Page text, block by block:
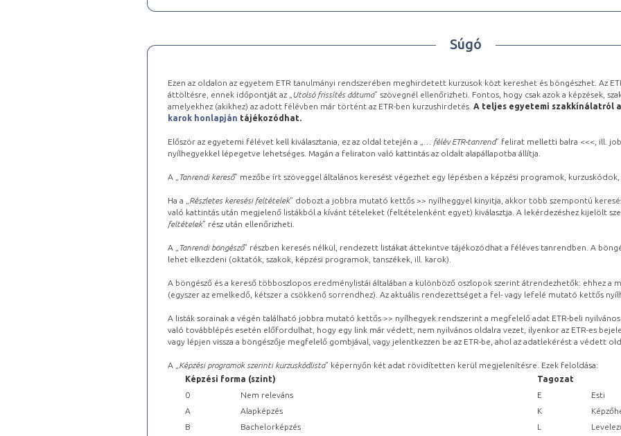
Súgó
Ezen az oldalon az egyetem ETR tanulmányi rendszerében meghirdetett kurzusok közt kereshet és böngészhet. Az
áttöltésre, ennek időpontját az „ Utolsó frissítés dátuma” szövegnél ellenőrizheti. Fontos, hogy csak azok a képzések,
amelyekhez (akikhez) az adott félévben már történt az ETR-ben kurzushirdetés. A teljes egyetemi szakkínálatról a
karok honlapján tájékozódhat.
Először az egyetemi félévet kell kiválasztania, ez az oldal tetején a „ … félév ETR-tanrend” felirat melletti balra <<<, ill.
nyílhegyekkel lépegetve lehetséges. Magán a feliraton való kattintás az oldalt alapállapotba állítja.
A „ Tanrendi kereső” mezőbe írt szöveggel általános keresést végezhet egy lépésben a képzési programok,
Ha a „ Részletes keresési feltételek” dobozt a jobbra mutató kettős >> nyílheggyel kinyitja, akkor több szempontú
való kattintás után megjelenő listákból a kívánt tételeket (feltételenként egyet) kiválasztja. A lekérdezéshez kijelölt
feltételek” rész után ellenőrizheti.
A „ Tanrendi böngésző” részben keresés nélkül, rendezett listákat áttekintve tájékozódhat a féléves tanrendben. A
lehet elkezdeni (oktatók, szakok, képzési programok, tanszékek, ill. karok).
A böngésző és a kereső többoszlopos eredménylistái általában a különböző oszlopok szerint átrendezhetők: ehhez a
(egyszer az emelkedő, kétszer a csökkenő sorrendhez). Az aktuális rendezettséget a fel- vagy lefelé mutató kettős
A listák sorainak a végén található jobbra mutató kettős >> nyílhegyek rendszerint a megfelelő adat ETR-beli
való továbblépés esetén előfordulhat, hogy egy link már védett, nem nyilvános oldalra vezet, ilyenkor az ETR-es
vagy lépjen vissza a böngészője megfelelő gombjával, vagy jelentkezzen be az ETR-be, ahol az adatlekérést a védett
A „ Képzési programok szerinti kurzuskódlista” képernyőn két adat rövidítetten kerül megjelenítésre. Ezek feloldása:
Képzési forma (szint)
Tagozat
0
Nem releváns E
Esti
A
Alapképzés K
B
Bachelorképzés L